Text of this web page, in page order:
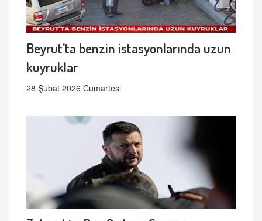
Beyrut’ta benzin istasyonlarında uzun
kuyruklar
28 Şubat 2026 Cumartesi